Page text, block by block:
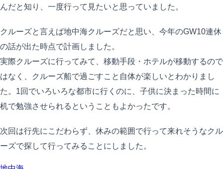
んだと知り、一度行って見たいと思っていました。
クルーズと言えば地中海クルーズだと思い、今年のGW10連休
の話が出た時点で計画しました。
実際クルーズに行ってみて、移動手段・ホテルが移動するので
はなく、クルーズ船で過ごすこと自体が楽しいとわかりまし
た。1回でいろいろな都市に行くのに、子供に決まった時間に
机で勉強させられるということもよかったです。
次回は行先にこだわらず、休みの範囲で行って来れそうなクル
ーズで探して行ってみることにしました。